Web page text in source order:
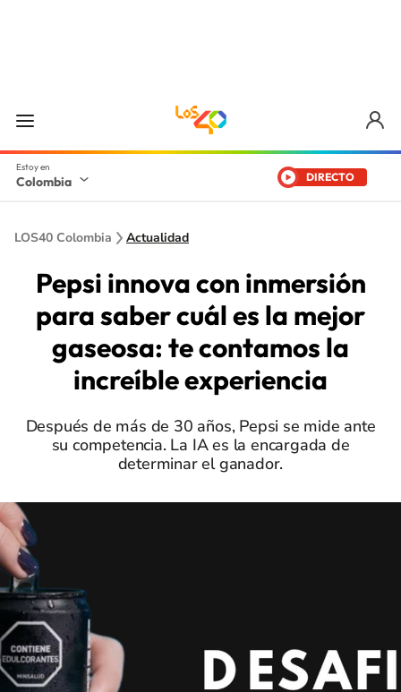
Colombia DIRECTO
LOS40 Colombia Actualidad
Pepsi innova con inmersión
para saber cuál es la mejor
gaseosa: te contamos la
increíble experiencia
Después de más de 30 años, Pepsi se mide ante
su competencia. La IA es la encargada de
determinar el ganador.